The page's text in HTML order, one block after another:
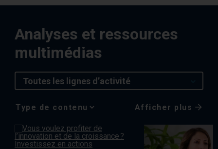
Analyses et ressources
multimédias
Toutes les lignes d’activité
Media
Choice
Afficher plus